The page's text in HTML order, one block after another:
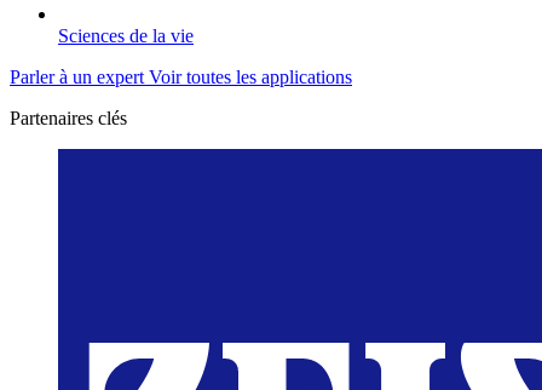
Sciences de la vie
Parler à un expert Voir toutes les applications
Partenaires clés